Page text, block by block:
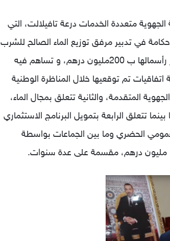
متعددة الخدمات درعة تافيلالت، التي
حكامة في تدبير مرفق توزيع الماء الصالح للشرب
والكهرباء والتطهير السائل، والإنارة العمومية، بحيث يقدر رأسمالها ب 200مليون درهم، و تساهم فيه
اتفاقيات تم توقعيها خلال المناظرة الوطنية
المتقدمة، والثانية تتعلق بمجال الماء،
بينما تتعلق الرابعة بتمويل البرنامج الاستثماري
الحضري وما بين الجماعات بواسطة